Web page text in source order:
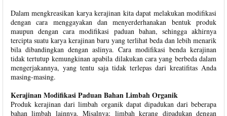
Dalam mengkreasikan karya kerajinan kita dapat melakukan modifikasi
dengan cara menggayakan dan menyerderhanakan bentuk produk
maupun dengan cara modifikasi paduan bahan, sehingga akhirnya
tercipta suatu karya kerajinan baru yang terlihat beda dan lebih menarik
bila dibandingkan dengan aslinya. Cara modifikasi benda kerajinan
tidak tertutup kemungkinan apabila dilakukan cara yang berbeda dalam
mengerjakannya, yang tentu saja tidak terlepas dari kreatifitas Anda
masing-masing.
Kerajinan Modifikasi Paduan Bahan Limbah Organik
Produk kerajinan dari limbah organik dapat dipadukan dari beberapa
bahan limbah lainnya. Misalnya; limbah kerang dipadukan dengan